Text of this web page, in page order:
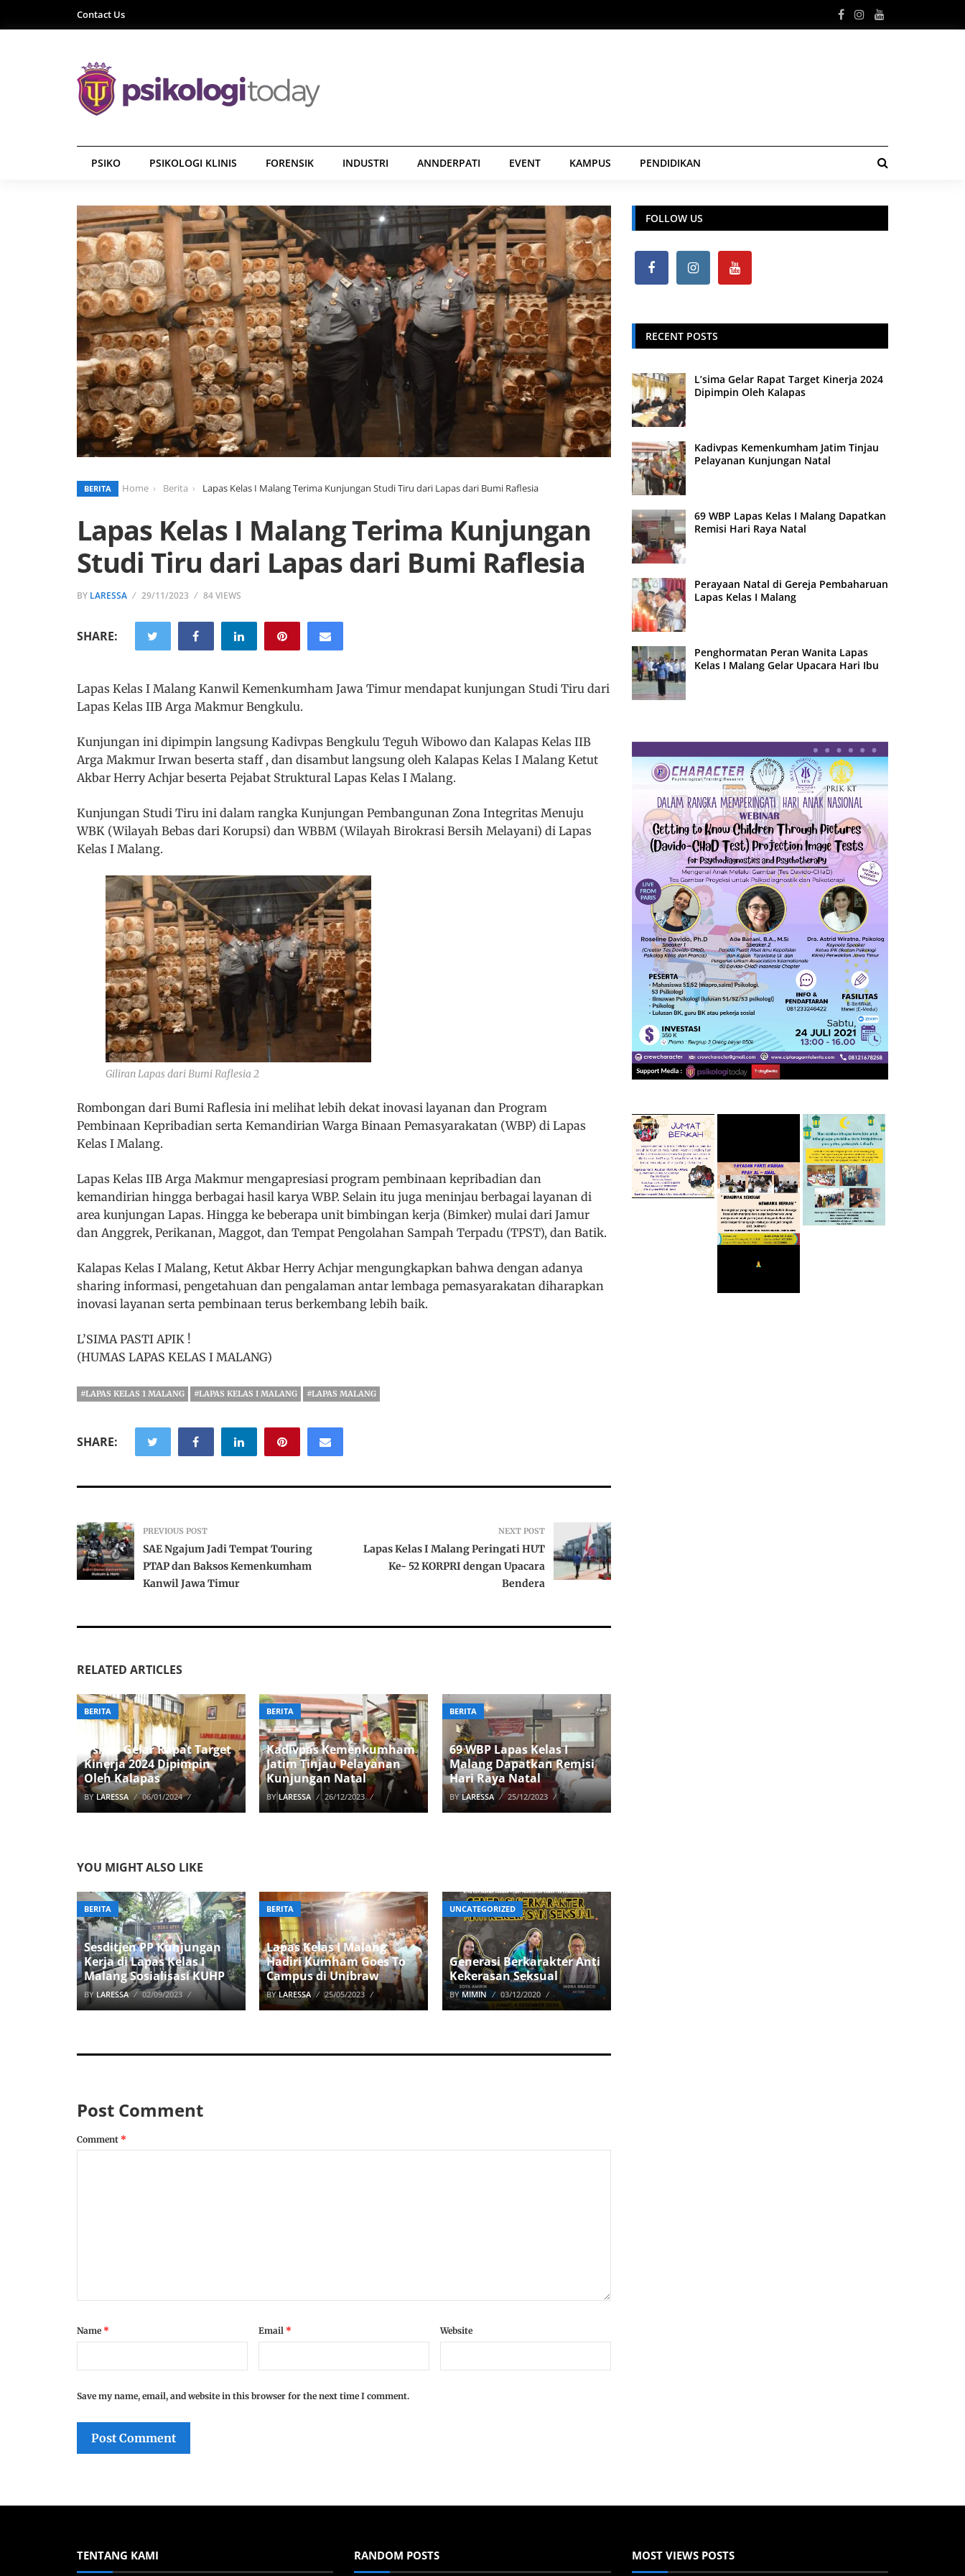
Contact Us
PSIKO PSIKOLOGI KLINIS FORENSIK INDUSTRI ANNDERPATI EVENT KAMPUS PENDIDIKAN
BERITA Home Berita Lapas Kelas I Malang Terima Kunjungan Studi Tiru dari Lapas dari Bumi Raflesia
Lapas Kelas I Malang Terima Kunjungan
Studi Tiru dari Lapas dari Bumi Raflesia
BY LARESSA 29/11/2023 84 VIEWS
SHARE:
Lapas Kelas I Malang Kanwil Kemenkumham Jawa Timur mendapat kunjungan Studi Tiru dari
Lapas Kelas IIB Arga Makmur Bengkulu.
Kunjungan ini dipimpin langsung Kadivpas Bengkulu Teguh Wibowo dan Kalapas Kelas IIB
Arga Makmur Irwan beserta staff , dan disambut langsung oleh Kalapas Kelas I Malang Ketut
Akbar Herry Achjar beserta Pejabat Struktural Lapas Kelas I Malang.
Kunjungan Studi Tiru ini dalam rangka Kunjungan Pembangunan Zona Integritas Menuju
WBK (Wilayah Bebas dari Korupsi) dan WBBM (Wilayah Birokrasi Bersih Melayani) di Lapas
Kelas I Malang.
Giliran Lapas dari Bumi Raflesia 2
Rombongan dari Bumi Raflesia ini melihat lebih dekat inovasi layanan dan Program
Pembinaan Kepribadian serta Kemandirian Warga Binaan Pemasyarakatan (WBP) di Lapas
Kelas I Malang.
Lapas Kelas IIB Arga Makmur mengapresiasi program pembinaan kepribadian dan
kemandirian hingga berbagai hasil karya WBP. Selain itu juga meninjau berbagai layanan di
area kunjungan Lapas. Hingga ke beberapa unit bimbingan kerja (Bimker) mulai dari Jamur
dan Anggrek, Perikanan, Maggot, dan Tempat Pengolahan Sampah Terpadu (TPST), dan Batik.
Kalapas Kelas I Malang, Ketut Akbar Herry Achjar mengungkapkan bahwa dengan adanya
sharing informasi, pengetahuan dan pengalaman antar lembaga pemasyarakatan diharapkan
inovasi layanan serta pembinaan terus berkembang lebih baik.
L’SIMA PASTI APIK !
(HUMAS LAPAS KELAS I MALANG)
#LAPAS KELAS 1 MALANG #LAPAS KELAS I MALANG #LAPAS MALANG
SHARE:
PREVIOUS POST
SAE Ngajum Jadi Tempat Touring
PTAP dan Baksos Kemenkumham
Kanwil Jawa Timur
NEXT POST
Lapas Kelas I Malang Peringati HUT
Ke- 52 KORPRI dengan Upacara
Bendera
RELATED ARTICLES
BERITA
L’sima Gelar Rapat Target
Kinerja 2024 Dipimpin
Oleh Kalapas
BYLARESSA 06/01/2024
BERITA
Kadivpas Kemenkumham
Jatim Tinjau Pelayanan
Kunjungan Natal
BYLARESSA 26/12/2023
BERITA
69 WBP Lapas Kelas I
Malang Dapatkan Remisi
Hari Raya Natal
BYLARESSA 25/12/2023
YOU MIGHT ALSO LIKE
BERITA
Sesditjen PP Kunjungan
Kerja di Lapas Kelas I
Malang Sosialisasi KUHP
BYLARESSA 02/09/2023
BERITA
Lapas Kelas I Malang
Hadiri Kumham Goes To
Campus di Unibraw
BYLARESSA 25/05/2023
UNCATEGORIZED
Generasi Berkarakter Anti
Kekerasan Seksual
BY MIMIN 03/12/2020
Post Comment
Comment *
Name * Email * Website
Save my name, email, and website in this browser for the next time I comment.
FOLLOW US
RECENT POSTS
L’sima Gelar Rapat Target Kinerja 2024
Dipimpin Oleh Kalapas
Kadivpas Kemenkumham Jatim Tinjau
Pelayanan Kunjungan Natal
69 WBP Lapas Kelas I Malang Dapatkan
Remisi Hari Raya Natal
Perayaan Natal di Gereja Pembaharuan
Lapas Kelas I Malang
Penghormatan Peran Wanita Lapas
Kelas I Malang Gelar Upacara Hari Ibu
TENTANG KAMI RANDOM POSTS MOST VIEWS POSTS